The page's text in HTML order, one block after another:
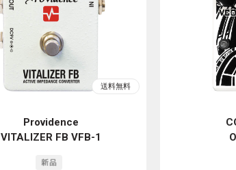
Providence
VITALIZER FB VFB-1